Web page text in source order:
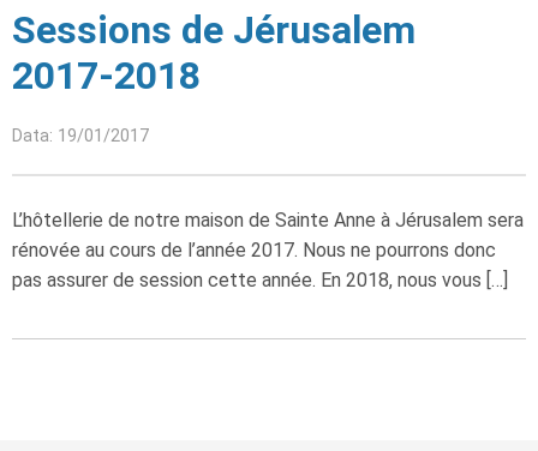
Sessions de Jérusalem
2017-2018
Data: 19/01/2017
L’hôtellerie de notre maison de Sainte Anne à Jérusalem sera
rénovée au cours de l’année 2017. Nous ne pourrons donc
pas assurer de session cette année. En 2018, nous vous […]